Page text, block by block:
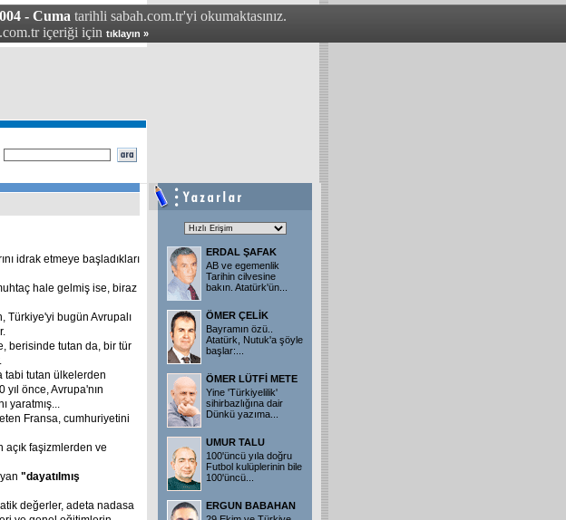
- Cuma tarihli sabah.com.tr'yi okumaktasınız.
içeriği için tıklayın »
idrak etmeye başladıkları
hale gelmiş ise, biraz
Türkiye'yi bugün Avrupalı
berisinde tutan da, bir tür
tabi tutan ülkelerden
önce, Avrupa'nın
yaratmış...
Fransa, cumhuriyetini
açık faşizmlerden ve
"dayatılmış
değerler, adeta nadasa
ERDAL ŞAFAK
AB ve egemenlik
Tarihin cilvesine
bakın. Atatürk'ün
ÖMER ÇELİK
Bayramın özü..
Atatürk, Nutuk'a şöyle
başlar:
ÖMER LÜTFİ METE
Yine 'Türkiyelilik'
sihirbazlığına dair
Dünkü yazıma
UMUR TALU
100'üncü yıla doğru
Futbol kulüplerinin bile
100'üncü
ERGUN BABAHAN